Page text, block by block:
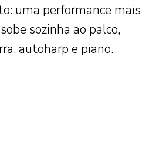
uma performance mais
sozinha ao palco,
autoharp e piano.